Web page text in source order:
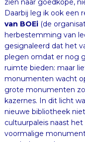
Daarbij leg ik ook een
van BOEi (de
herbestemming
gesignaleerd dat
plegen omdat er
ruimte bieden:
monumenten
grote monumenten
kazernes. In dit
nieuwe
cultuurpaleis
voormalige